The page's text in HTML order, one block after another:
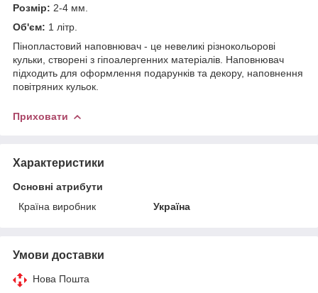
Розмір: 2-4 мм.
Об'єм: 1 літр.
Пінопластовий наповнювач - це невеликі різнокольорові
кульки, створені з гіпоалергенних матеріалів. Наповнювач
підходить для оформлення подарунків та декору, наповнення
повітряних кульок.
Приховати
Характеристики
Основні атрибути
Країна виробник
Україна
Умови доставки
Нова Пошта